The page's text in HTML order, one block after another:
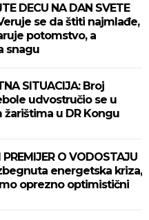
DECU NA DAN SVETE
se da štiti najmlađe,
potomstvo, a
snagu
SITUACIJA: Broj
udvostručio se u
žarištima u DR Kongu
O VODOSTAJU
energetska kriza,
oprezno optimistični